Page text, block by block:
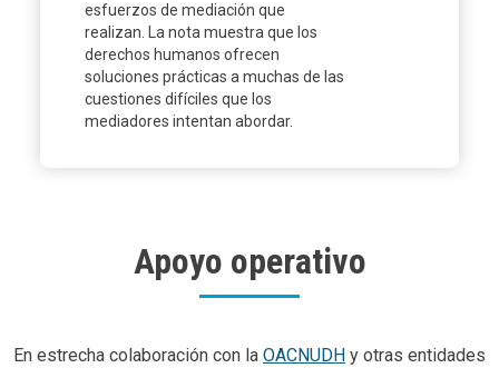
esfuerzos de mediación que
realizan. La nota muestra que los
derechos humanos ofrecen
soluciones prácticas a muchas de las
cuestiones difíciles que los
mediadores intentan abordar.
Apoyo operativo
Body
En estrecha colaboración con la OACNUDH y otras entidades